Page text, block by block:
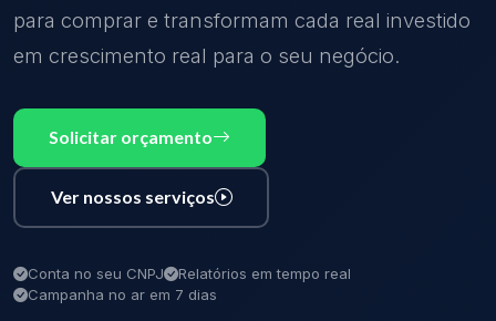
para comprar e transformam cada real investido
em crescimento real para o seu negócio.
Solicitar orçamento
Ver nossos serviços
Conta no seu CNPJ
Relatórios em tempo real
Campanha no ar em 7 dias